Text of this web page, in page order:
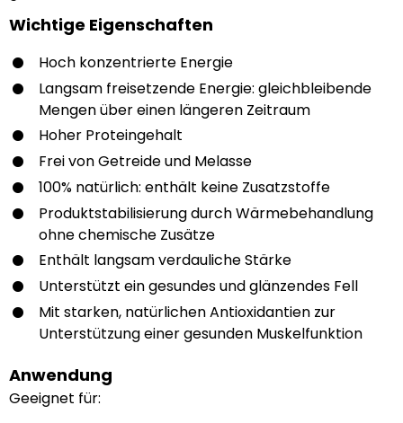
Wichtige Eigenschaften
Hoch konzentrierte Energie
Langsam freisetzende Energie: gleichbleibende
Mengen über einen längeren Zeitraum
Hoher Proteingehalt
Frei von Getreide und Melasse
100% natürlich: enthält keine Zusatzstoffe
Produktstabilisierung durch Wärmebehandlung
ohne chemische Zusätze
Enthält langsam verdauliche Stärke
Unterstützt ein gesundes und glänzendes Fell
Mit starken, natürlichen Antioxidantien zur
Unterstützung einer gesunden Muskelfunktion
Anwendung
Geeignet für: